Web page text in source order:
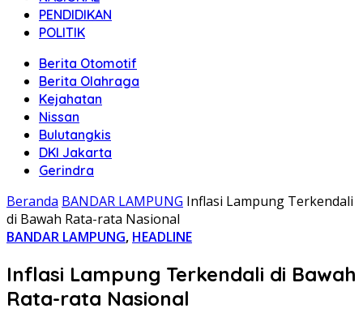
PENDIDIKAN
POLITIK
Berita Otomotif
Berita Olahraga
Kejahatan
Nissan
Bulutangkis
DKI Jakarta
Gerindra
Beranda BANDAR LAMPUNG Inflasi Lampung Terkendali
di Bawah Rata-rata Nasional
BANDAR LAMPUNG, HEADLINE
Inflasi Lampung Terkendali di Bawah
Rata-rata Nasional